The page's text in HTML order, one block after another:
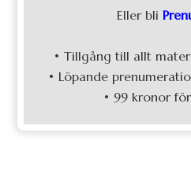
Eller bli
• Tillgång till allt
• Löpande
• 99 kronor